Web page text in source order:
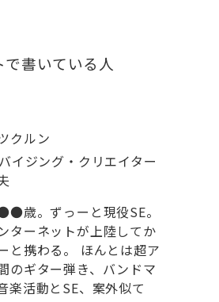
で書いている人
クルン
イジング・クリエイター
歳。ずっーと現役SE。
ターネットが上陸してか
と携わる。 ほんとは超ア
のギター弾き、バンドマ
楽活動とSE、案外似て